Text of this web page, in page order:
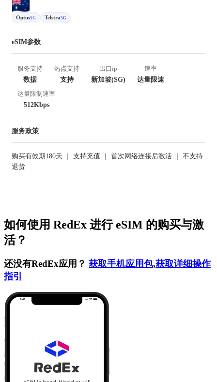
Optus5G Telstra5G
eSIM参数
服务支持
数据
热点支持
支持
出口ip
新加坡(SG)
速率
达量限速
达量限制速率
512Kbps
服务政策
购买有效期180天 ｜ 支持充值 ｜ 首次网络连接后激活 ｜ 不支持
退货
如何使用 RedEx 进行 eSIM 的购买与激
活？
还没有RedEx应用？ 获取手机应用包,获取详细操作
指引